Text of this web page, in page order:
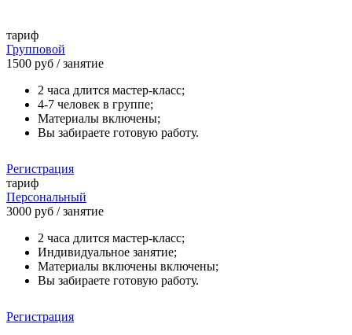
тариф
Групповой
1500 руб / занятие
2 часа длится мастер-класс;
4-7 человек в группе;
Материалы включены;
Вы забираете готовую работу.
Регистрация
тариф
Персональный
3000 руб / занятие
2 часа длится мастер-класс;
Индивидуальное занятие;
Материалы включены включены;
Вы забираете готовую работу.
Регистрация